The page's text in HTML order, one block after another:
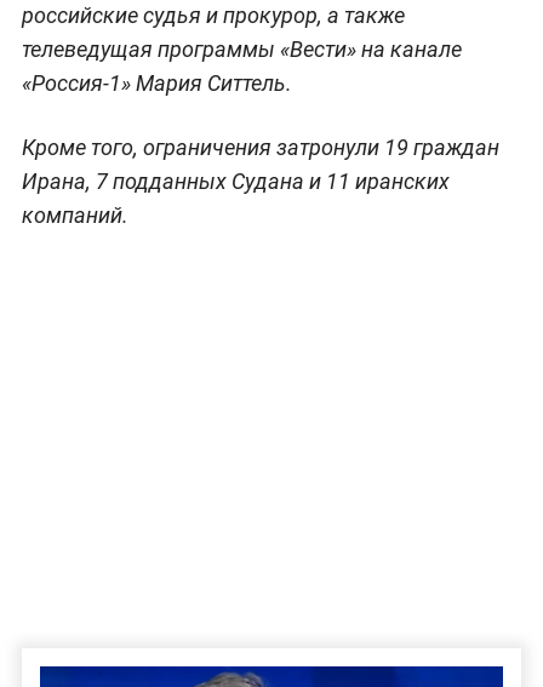
российские судья и прокурор, а также
телеведущая программы «Вести» на канале
«Россия-1» Мария Ситтель.
Кроме того, ограничения затронули 19 граждан
Ирана, 7 подданных Судана и 11 иранских
компаний.